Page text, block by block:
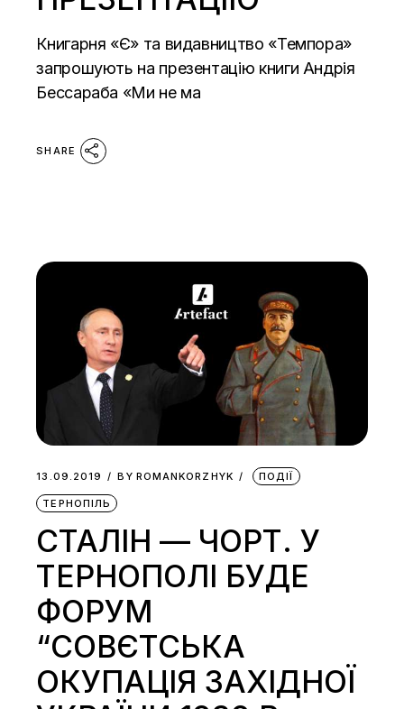
Книгарня «Є» та видавництво «Темпора»
запрошують на презентацію книги Андрія
Бессараба «Ми не ма
SHARE
13.09.2019 BY ROMANKORZHYK ПОДІЇ
ТЕРНОПІЛЬ
СТАЛІН — ЧОРТ. У
ТЕРНОПОЛІ БУДЕ
ФОРУМ
“СОВЄТСЬКА
ОКУПАЦІЯ ЗАХІДНОЇ